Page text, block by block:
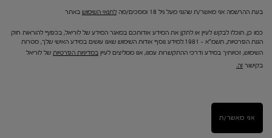
בעת ההרשמה אני מאשר/ת שהנני מעל גיל 18 ומסכים/מה לתנאי השימוש באתר
כמו כן, תוכלו לבקש לעיין או לתקן את המידע אודותכם במאגר המידע של לוריאל, בכפוף להוראות חוק
הגנת הפרטיות, תשמ"א – 1981.למידע נוסף אודות השימוש שאנו עושים במידע האישי שלך, מטרות
השימוש, זכויותיך במידע ודרכי ההתקשרות עמנו, אנו ממליצים לעיין במדיניות הפרטיות של לוריאל
בקישור זה.
אני מאשר/ת